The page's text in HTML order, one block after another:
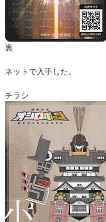
裏
ネットで入手した。
チラシ